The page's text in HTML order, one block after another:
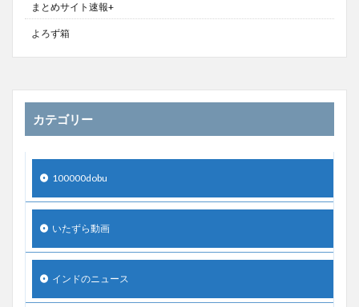
まとめサイト速報+
よろず箱
カテゴリー
100000dobu
いたずら動画
インドのニュース